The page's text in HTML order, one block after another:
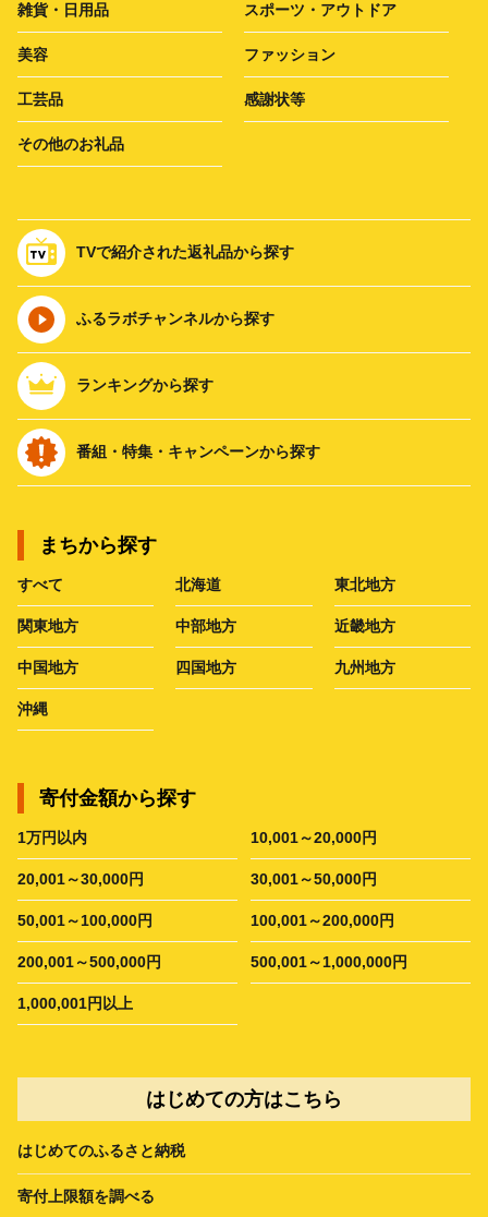
雑貨・日用品 スポーツ・アウトドア
美容 ファッション
工芸品 感謝状等
その他のお礼品
TVで紹介された返礼品から探す
ふるラボチャンネルから探す
ランキングから探す
番組・特集・キャンペーンから探す
まちから探す
すべて 北海道 東北地方
関東地方 中部地方 近畿地方
中国地方 四国地方 九州地方
沖縄
寄付金額から探す
1万円以内 10,001～20,000円
20,001～30,000円 30,001～50,000円
50,001～100,000円 100,001～200,000円
200,001～500,000円 500,001～1,000,000円
1,000,001円以上
はじめての方はこちら
はじめてのふるさと納税
寄付上限額を調べる